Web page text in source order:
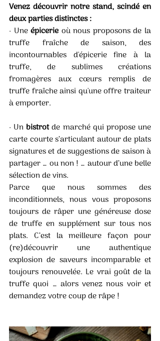
Venez découvrir notre stand, scindé en
deux parties distinctes :
· Une épicerie où nous proposons de la
truffe fraîche de saison, des
incontournables d'épicerie fine à la
truffe, de sublimes créations
fromagères aux cœurs remplis de
truffe fraîche ainsi qu'une offre traiteur
à emporter.
· Un bistrot de marché qui propose une
carte courte s’articulant autour de plats
signatures et de suggestions de saison à
partager … ou non ! … autour d’une belle
sélection de vins.
Parce que nous sommes des
inconditionnels, nous vous proposons
toujours de râper une généreuse dose
de truffe en supplément sur tous nos
plats. C’est la meilleure façon pour
(re)découvrir une authentique
explosion de saveurs incomparable et
toujours renouvelée. Le vrai goût de la
truffe quoi … alors venez nous voir et
demandez votre coup de râpe !